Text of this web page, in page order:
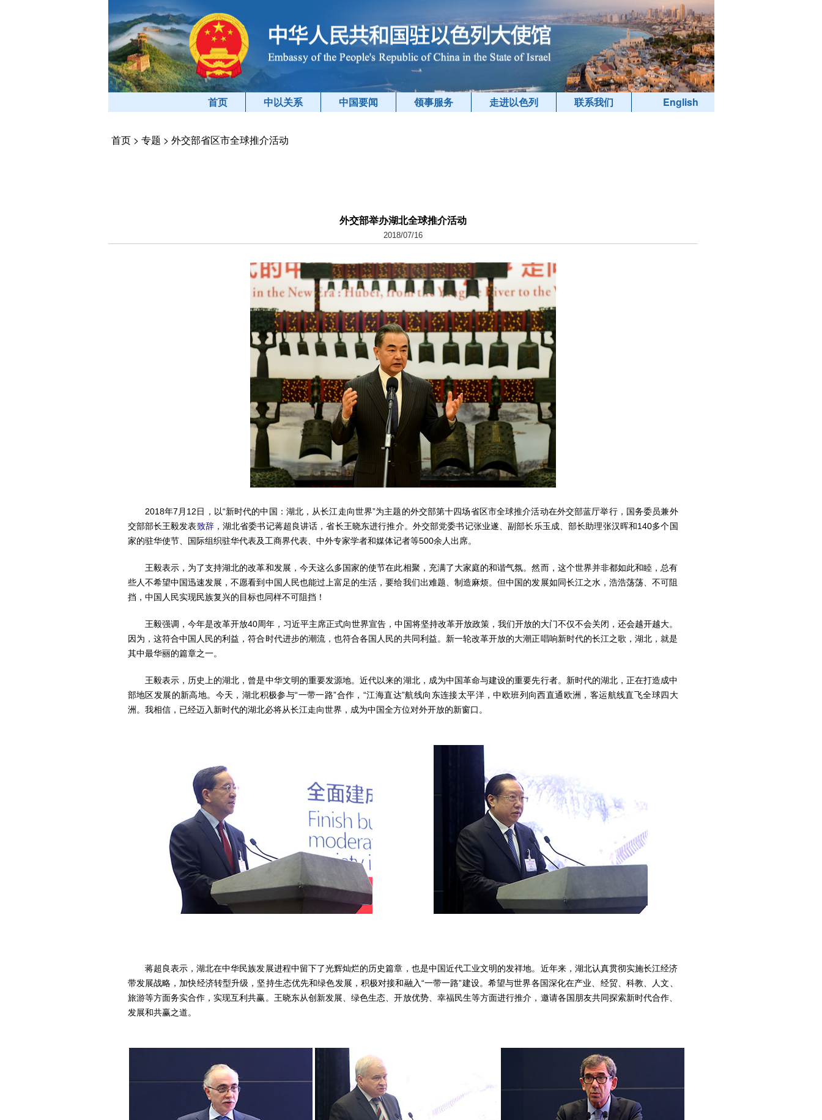
首页 中以关系 中国要闻 领事服务 走进以色列 联系我们 English
首页> 专题 > 外交部省区市全球推介活动
外交部举办湖北全球推介活动
2018/07/16
2018年7月12日，以“新时代的中国：湖北，从长江走向世界”为主题的外交部第十四场省区市全球推介活动在外交部蓝厅举行，国务委员兼外
交部部长王毅发表致辞，湖北省委书记蒋超良讲话，省长王晓东进行推介。外交部党委书记张业遂、副部长乐玉成、部长助理张汉晖和140多个国
家的驻华使节、国际组织驻华代表及工商界代表、中外专家学者和媒体记者等500余人出席。
王毅表示，为了支持湖北的改革和发展，今天这么多国家的使节在此相聚，充满了大家庭的和谐气氛。然而，这个世界并非都如此和睦，总有
些人不希望中国迅速发展，不愿看到中国人民也能过上富足的生活，要给我们出难题、制造麻烦。但中国的发展如同长江之水，浩浩荡荡、不可阻
挡，中国人民实现民族复兴的目标也同样不可阻挡！
王毅强调，今年是改革开放40周年，习近平主席正式向世界宣告，中国将坚持改革开放政策，我们开放的大门不仅不会关闭，还会越开越大。
因为，这符合中国人民的利益，符合时代进步的潮流，也符合各国人民的共同利益。新一轮改革开放的大潮正唱响新时代的长江之歌，湖北，就是
其中最华丽的篇章之一。
王毅表示，历史上的湖北，曾是中华文明的重要发源地。近代以来的湖北，成为中国革命与建设的重要先行者。新时代的湖北，正在打造成中
部地区发展的新高地。今天，湖北积极参与“一带一路”合作，“江海直达”航线向东连接太平洋，中欧班列向西直通欧洲，客运航线直飞全球四大
洲。我相信，已经迈入新时代的湖北必将从长江走向世界，成为中国全方位对外开放的新窗口。
蒋超良表示，湖北在中华民族发展进程中留下了光辉灿烂的历史篇章，也是中国近代工业文明的发祥地。近年来，湖北认真贯彻实施长江经济
带发展战略，加快经济转型升级，坚持生态优先和绿色发展，积极对接和融入“一带一路”建设。希望与世界各国深化在产业、经贸、科教、人文、
旅游等方面务实合作，实现互利共赢。王晓东从创新发展、绿色生态、开放优势、幸福民生等方面进行推介，邀请各国朋友共同探索新时代合作、
发展和共赢之道。